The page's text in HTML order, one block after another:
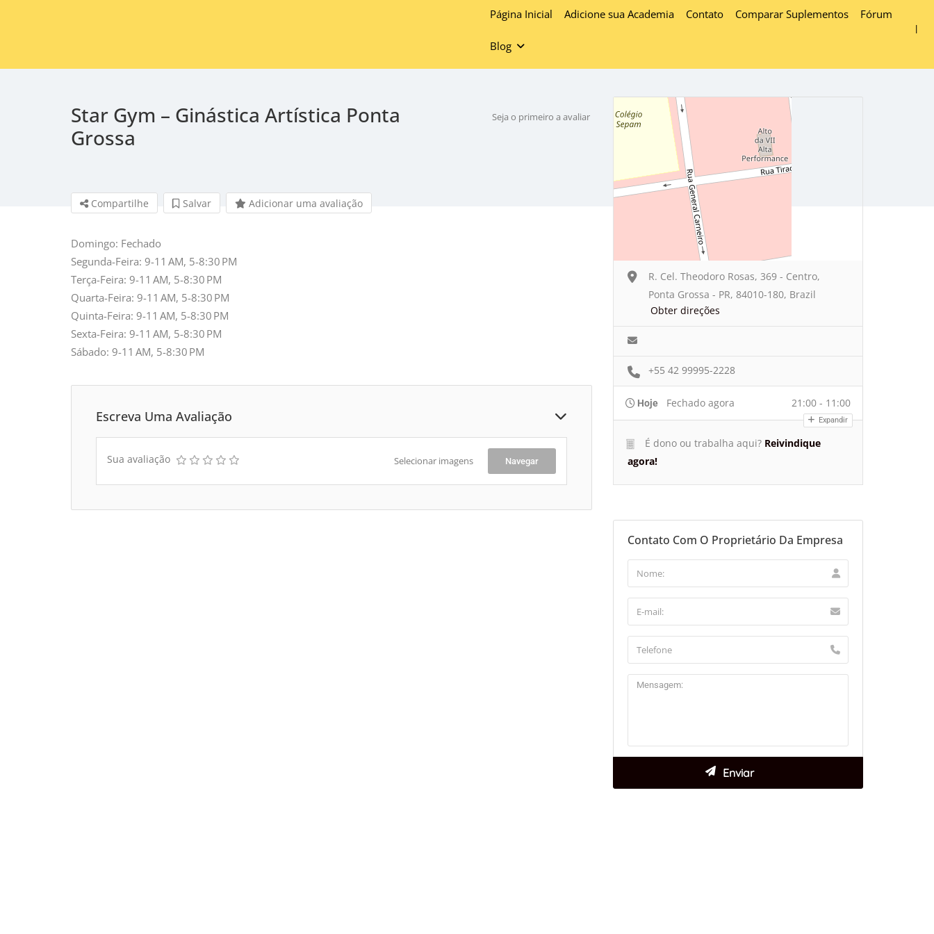
Página Inicial Adicione sua Academia Contato Comparar Suplementos Fórum
Blog
Star Gym – Ginástica Artística Ponta
Grossa
Seja o primeiro a avaliar
Compartilhe Salvar Adicionar uma avaliação
Domingo: Fechado
Segunda-Feira: 9-11 AM, 5-8:30 PM
Terça-Feira: 9-11 AM, 5-8:30 PM
Quarta-Feira: 9-11 AM, 5-8:30 PM
Quinta-Feira: 9-11 AM, 5-8:30 PM
Sexta-Feira: 9-11 AM, 5-8:30 PM
Sábado: 9-11 AM, 5-8:30 PM
Escreva Uma Avaliação
Sua avaliação Selecionar imagens Navegar
R. Cel. Theodoro Rosas, 369 - Centro,
Ponta Grossa - PR, 84010-180, Brazil
Obter direções
+55 42 99995-2228
Hoje Fechado agora 21:00 - 11:00
Expandir
É dono ou trabalha aqui? Reivindique
agora!
Contato Com O Proprietário Da Empresa